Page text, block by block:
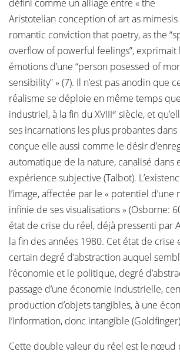
défini comme un alliage entre « the
Aristotelian conception of art as mimesis
romantic conviction that poetry, as the
overflow of powerful feelings”,
émotions d’une “person posessed of
sensibility” » (7). Il n’est pas anodin que
réalisme se déploie en même temps
industriel, à la fin du XVIIIe siècle, et
ses incarnations les plus probantes
conçue elle aussi comme le désir
automatique de la nature, canalisé dans
expérience subjective (Talbot).
l’image, affectée par le « potentiel
infinie de ses visualisations » (Osborne:
état de crise du réel, déjà pressenti par
la fin des années 1980. Cet état de crise
certain degré d’abstraction auquel
l’économie et le politique, degré
passage d’une économie industrielle,
production d’objets tangibles, à une
l’information, donc intangible
Cette double valeur du réel est le nœud